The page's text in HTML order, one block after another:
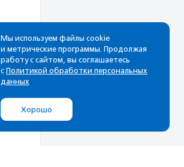
Мы используем файлы cookie
и метрические программы. Продолжая
работу с сайтом, вы соглашаетесь
с Политикой обработки персональных
данных
Хорошо